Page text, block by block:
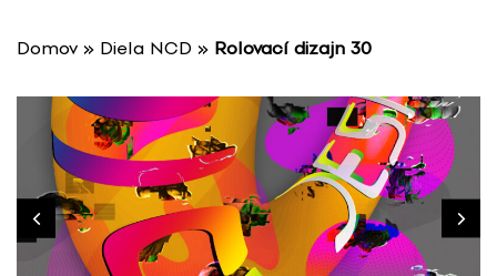
Domov » Diela NCD » Rolovací dizajn 30